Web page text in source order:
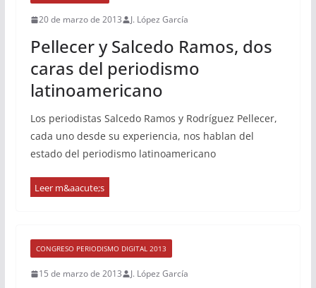
20 de marzo de 2013 J. López García
Pellecer y Salcedo Ramos, dos
caras del periodismo
latinoamericano
Los periodistas Salcedo Ramos y Rodríguez Pellecer,
cada uno desde su experiencia, nos hablan del
estado del periodismo latinoamericano
CONGRESO PERIODISMO DIGITAL 2013
15 de marzo de 2013 J. López García